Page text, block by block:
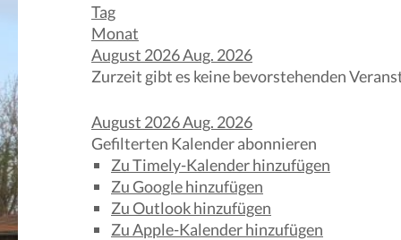
Tag
Monat
August 2026Aug. 2026
Zurzeit gibt es keine bevorstehenden
August 2026Aug. 2026
Gefilterten Kalender abonnieren
Zu Timely-Kalender hinzufügen
Zu Google hinzufügen
Zu Outlook hinzufügen
Zu Apple-Kalender hinzufügen